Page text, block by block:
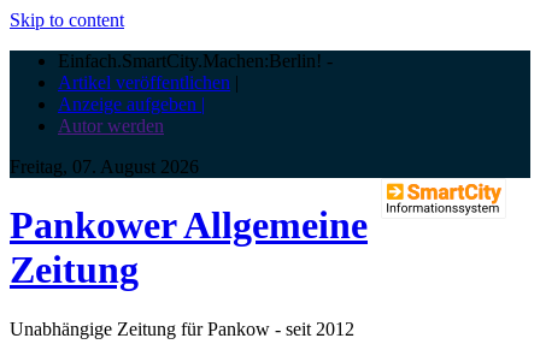
Skip to content
Einfach.SmartCity.Machen:Berlin! -
Artikel veröffentlichen |
Anzeige aufgeben |
Autor werden
Freitag, 07. August 2026
Pankower Allgemeine
Zeitung
Unabhängige Zeitung für Pankow - seit 2012